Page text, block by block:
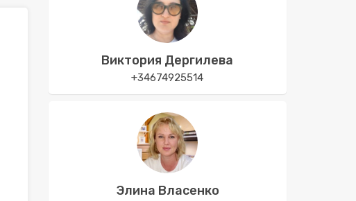
Виктория Дергилева
+34674925514
Элина Власенко